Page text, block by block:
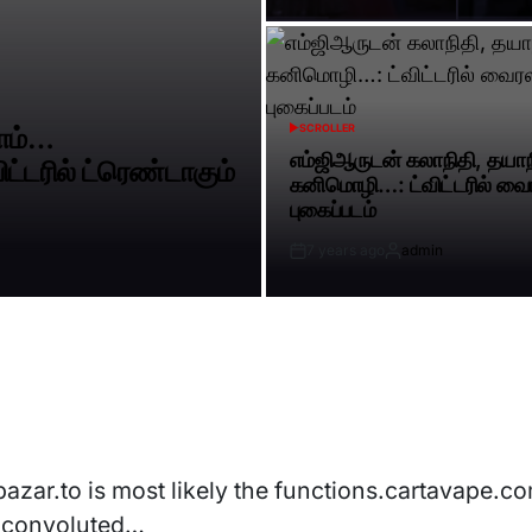
ட்ரெண்டாகும்
POSTED
SCROLLER
எம்ஜிஆருடன் கலாநிதி,
கனிமொழி…: ட்விட்டரில்
புகைப்படம்
By:admin
is most likely the
convoluted…